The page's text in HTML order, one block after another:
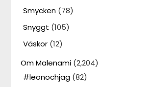
Smycken (78)
Snyggt (105)
Väskor (12)
Om Malenami (2,204)
#leonochjag (82)